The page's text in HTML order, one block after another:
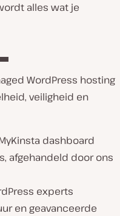
alles wat je
WordPress hosting
veiligheid en
dashboard
afgehandeld door ons
experts
en geavanceerde